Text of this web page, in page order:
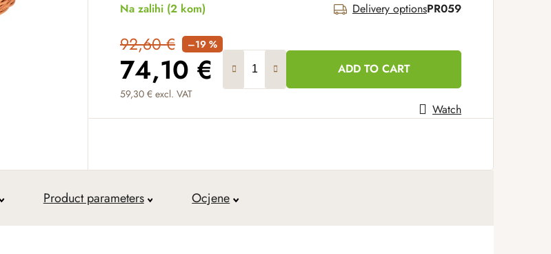
Na zalihi (2 kom) Delivery optionsPR059
92,60 € –19 %
74,10 €
59,30 € excl. VAT
Measure price:
ADD TO CART
Watch
Product parameters Ocjene